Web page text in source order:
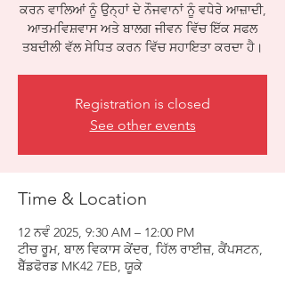
ਕਰਨ ਵਾਲਿਆਂ ਨੂੰ ਉਨ੍ਹਾਂ ਦੇ ਨੌਜਵਾਨਾਂ ਨੂੰ ਵਧੇਰੇ ਆਜ਼ਾਦੀ,
ਆਤਮਵਿਸ਼ਵਾਸ ਅਤੇ ਬਾਲਗ ਜੀਵਨ ਵਿੱਚ ਇੱਕ ਸਫਲ
ਤਬਦੀਲੀ ਵੱਲ ਸੇਧਿਤ ਕਰਨ ਵਿੱਚ ਸਹਾਇਤਾ ਕਰਦਾ ਹੈ।
Registration is closed
See other events
Time & Location
12 ਨਵੰ 2025, 9:30 AM – 12:00 PM
ਟੀਚ ਰੂਮ, ਬਾਲ ਵਿਕਾਸ ਕੇਂਦਰ, ਹਿੱਲ ਰਾਈਜ਼, ਕੈਂਪਸਟਨ,
ਬੈੱਡਫੋਰਡ MK42 7EB, ਯੂਕੇ